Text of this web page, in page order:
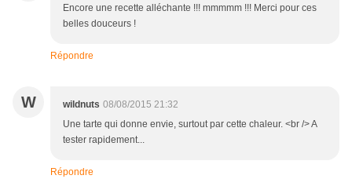
Encore une recette alléchante !!! mmmmm !!! Merci pour ces
belles douceurs !
Répondre
W wildnuts 08/08/2015 21:32
Une tarte qui donne envie, surtout par cette chaleur. <br /> A
tester rapidement...
Répondre